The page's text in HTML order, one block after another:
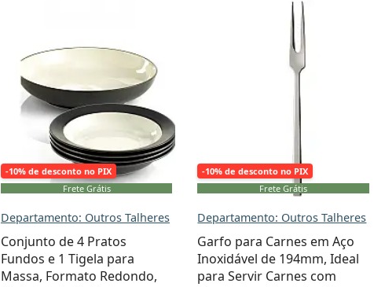
-10% de desconto no PIX
Frete Grátis
Departamento: Outros Talheres
Conjunto de 4 Pratos
Fundos e 1 Tigela para
Massa, Formato Redondo,
-10% de desconto no PIX
Frete Grátis
Departamento: Outros Talheres
Garfo para Carnes em Aço
Inoxidável de 194mm, Ideal
para Servir Carnes com